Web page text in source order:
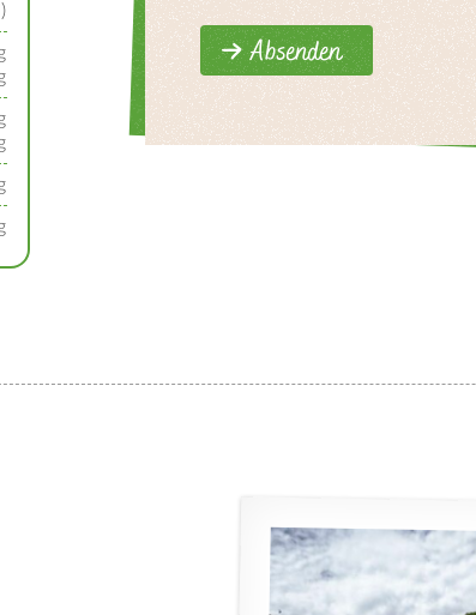
Absenden